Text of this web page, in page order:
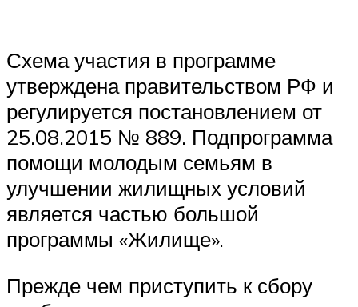
Схема участия в программе
утверждена правительством РФ и
регулируется постановлением от
25.08.2015 № 889. Подпрограмма
помощи молодым семьям в
улучшении жилищных условий
является частью большой
программы «Жилище».
Прежде чем приступить к сбору